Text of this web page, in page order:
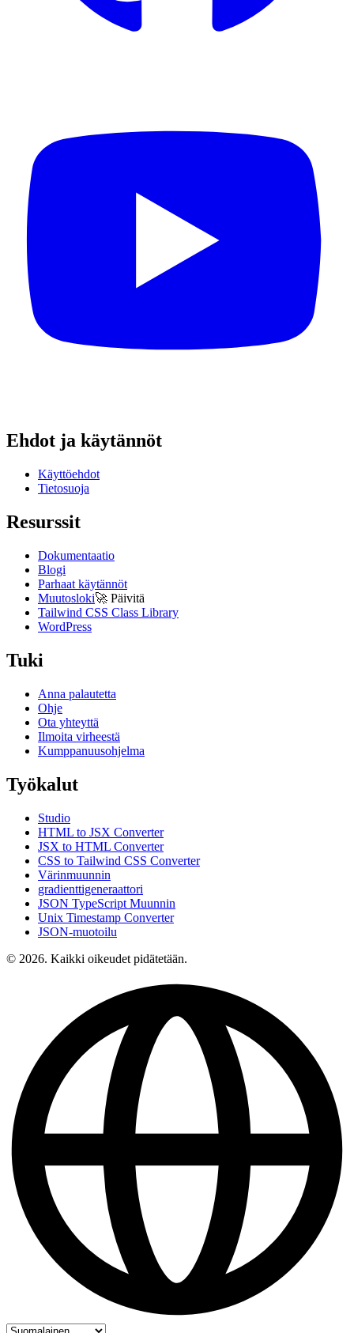
Ehdot ja käytännöt
Käyttöehdot
Tietosuoja
Resurssit
Dokumentaatio
Blogi
Parhaat käytännöt
Muutosloki🚀 Päivitä
Tailwind CSS Class Library
WordPress
Tuki
Anna palautetta
Ohje
Ota yhteyttä
Ilmoita virheestä
Kumppanuusohjelma
Työkalut
Studio
HTML to JSX Converter
JSX to HTML Converter
CSS to Tailwind CSS Converter
Värinmuunnin
gradienttigeneraattori
JSON TypeScript Muunnin
Unix Timestamp Converter
JSON-muotoilu
© 2026. Kaikki oikeudet pidätetään.